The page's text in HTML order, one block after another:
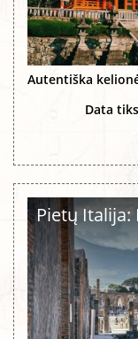
Autentiška
Data
Pietų Italija: